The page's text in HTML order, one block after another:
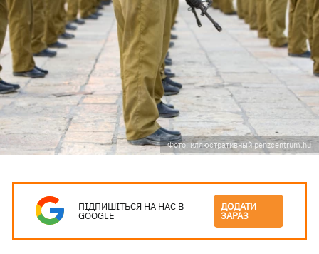
Фото: иллюстративный penzcentrum.hu
ПІДПИШІТЬСЯ НА НАС В
GOOGLE
ДОДАТИ
ЗАРАЗ